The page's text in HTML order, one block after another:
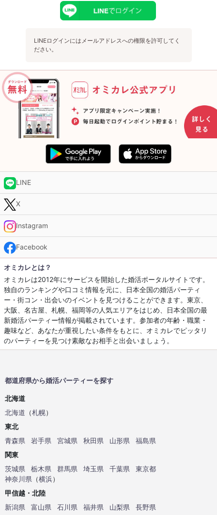
LINEログインにはメールアドレスへの権限を許可してく
ださい。
LINE
X
Instagram
Facebook
オミカレとは？
オミカレは2012年にサービスを開始した婚活ポータルサイトです。
独自のランキングや口コミ情報を元に、日本全国の婚活パーティ
ー・街コン・出会いのイベントを見つけることができます。東京、
大阪、名古屋、札幌、福岡等の人気エリアをはじめ、日本全国の最
新婚活パーティー情報が掲載されています。参加者の年齢・職業・
趣味など、あなたが重視したい条件をもとに、オミカレでピッタリ
のパーティーを見つけ素敵なお相手と出会いましょう。
都道府県から婚活パーティーを探す
北海道
北海道 （札幌）
東北
青森県
岩手県 宮城県 秋田県 山形県
福島県
関東
茨城県
栃木県 群馬県 埼玉県 千葉県
東京都
神奈川県 （横浜）
甲信越・北陸
新潟県
富山県 石川県 福井県 山梨県
長野県